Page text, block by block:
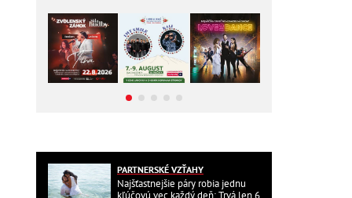
PARTNERSKÉ VZŤAHY
Najšťastnejšie páry robia jednu
kľúčovú vec každý deň: Trvá len 6